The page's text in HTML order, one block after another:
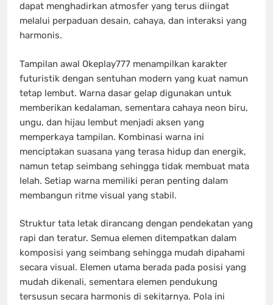
dapat menghadirkan atmosfer yang terus diingat
melalui perpaduan desain, cahaya, dan interaksi yang
harmonis.
Tampilan awal Okeplay777 menampilkan karakter
futuristik dengan sentuhan modern yang kuat namun
tetap lembut. Warna dasar gelap digunakan untuk
memberikan kedalaman, sementara cahaya neon biru,
ungu, dan hijau lembut menjadi aksen yang
memperkaya tampilan. Kombinasi warna ini
menciptakan suasana yang terasa hidup dan energik,
namun tetap seimbang sehingga tidak membuat mata
lelah. Setiap warna memiliki peran penting dalam
membangun ritme visual yang stabil.
Struktur tata letak dirancang dengan pendekatan yang
rapi dan teratur. Semua elemen ditempatkan dalam
komposisi yang seimbang sehingga mudah dipahami
secara visual. Elemen utama berada pada posisi yang
mudah dikenali, sementara elemen pendukung
tersusun secara harmonis di sekitarnya. Pola ini